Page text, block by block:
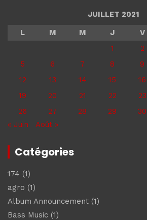
JUILLET 2021
L
M M J V
1
2
5
6 7 8 9
12
13 14 15 16
19
20 21 22 23
26
27 28 29 30
« Juin
Août »
Catégories
174 (1)
agro (1)
Album Announcement (1)
Bass Music (1)